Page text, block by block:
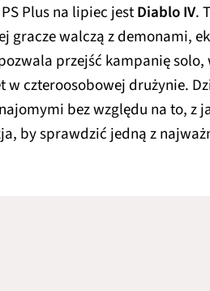
Plus na lipiec jestDiablo IV.
gracze walczą z demonami,
przejść kampanię solo,
w czteroosobowej drużynie.
bez względu na to, z
by sprawdzić jedną z